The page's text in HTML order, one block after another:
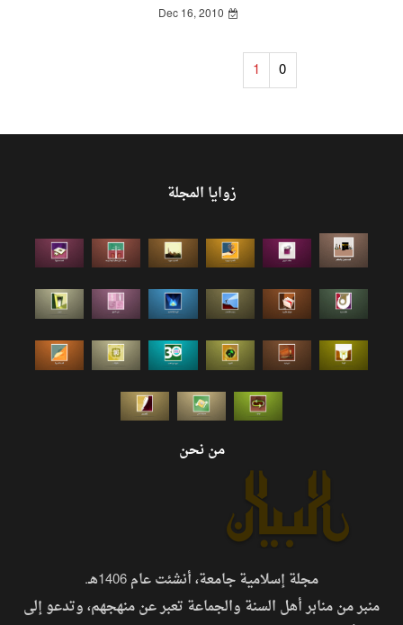
Dec 16, 2010
0
1
زوايا المجلة
من نحن
مجلة إسلامية جامعة، أنشئت عام 1406هـ.
منبر من منابر أهل السنة والجماعة تعبر عن منهجهم، وتدعو إلى